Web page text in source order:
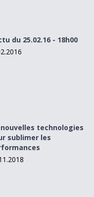
du 25.02.16 - 18h00
les
nouvelles technologies
sublimer les